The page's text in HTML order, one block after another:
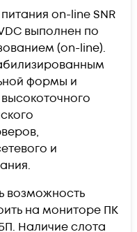
on-line SNR
выполнен по
(on-line).
формы и
и
возможность
на мониторе ПК
Наличие слота